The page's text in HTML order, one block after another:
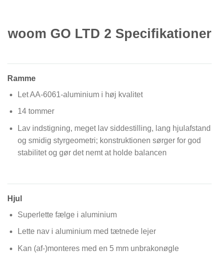
woom GO LTD 2 Specifikationer
Ramme
Let AA-6061-aluminium i høj kvalitet
14 tommer
Lav indstigning, meget lav siddestilling, lang hjulafstand
og smidig styrgeometri; konstruktionen sørger for god
stabilitet og gør det nemt at holde balancen
Hjul
Superlette fælge i aluminium
Lette nav i aluminium med tætnede lejer
Kan (af-)monteres med en 5 mm unbrakonøgle